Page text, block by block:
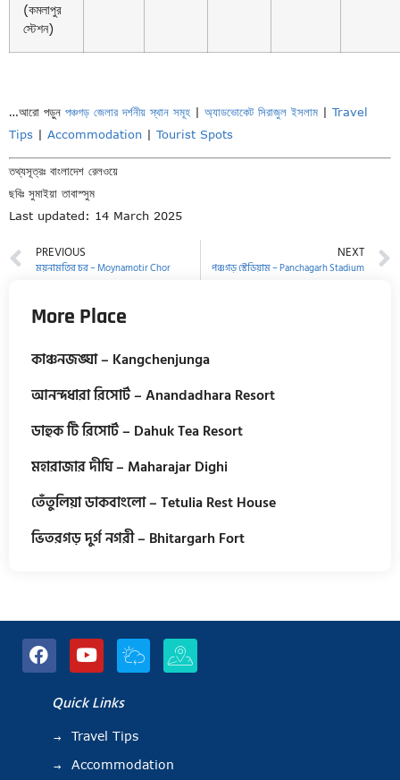
(কমলাপুর
স্টেশন)
…আরো পড়ুন পঞ্চগড় জেলার দর্শনীয় স্থান সমূহ | অ্যাডভোকেট সিরাজুল ইসলাম | Travel
Tips | Accommodation | Tourist Spots
তথ্যসূত্রঃ বাংলাদেশ রেলওয়ে
ছবিঃ সুমাইয়া তাবাস্সুম
Last updated: 14 March 2025
PREVIOUS
ময়নামতির চর – Moynamotir Chor
NEXT
পঞ্চগড় স্টেডিয়াম – Panchagarh Stadium
More Place
কাঞ্চনজঙ্ঘা – Kangchenjunga
আনন্দধারা রিসোর্ট – Anandadhara Resort
ডাহুক টি রিসোর্ট – Dahuk Tea Resort
মহারাজার দীঘি – Maharajar Dighi
তেঁতুলিয়া ডাকবাংলো – Tetulia Rest House
ভিতরগড় দুর্গ নগরী – Bhitargarh Fort
Quick Links
Travel Tips
Accommodation